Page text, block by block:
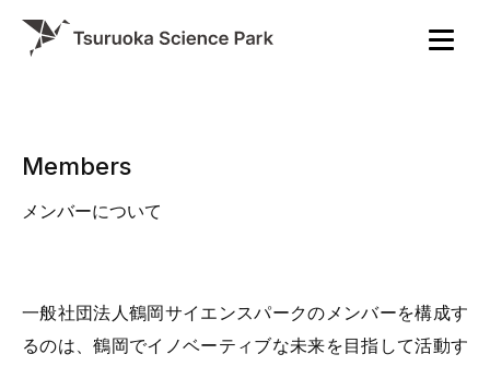
Members
メンバーについて
一般社団法人鶴岡サイエンスパークのメンバーを構成す
るのは、鶴岡でイノベーティブな未来を目指して活動す